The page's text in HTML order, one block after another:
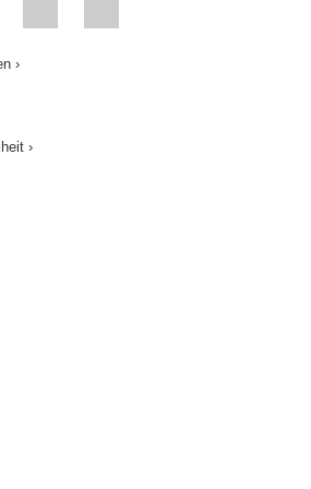
thermische Energie
Körpers, oder über direkten
eine HOHE
leiten also schnell große
werden zur "Dämmung"
verhindern, dass Wärme
das Überleben unserer Art!
›
›